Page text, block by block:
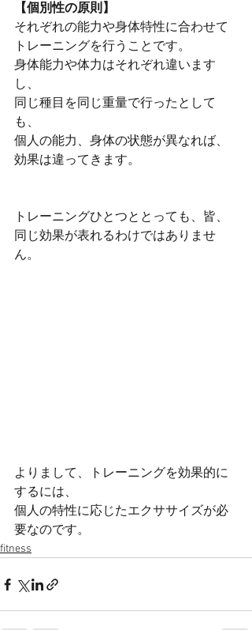
【個別性の原則】
それぞれの能力や身体特性に合わせて
トレーニングを行うことです。
身体能力や体力はそれぞれ違います
し、
同じ種目を同じ重量で行ったとして
も、
個人の能力、身体の状態が異なれば、
効果は違ってきます。
トレーニングひとつととっても、皆、
同じ効果が表れるわけではありませ
ん。
よりまして、トレーニングを効果的に
するには、
個人の特性に応じたエクササイズが必
要なのです。
fitness